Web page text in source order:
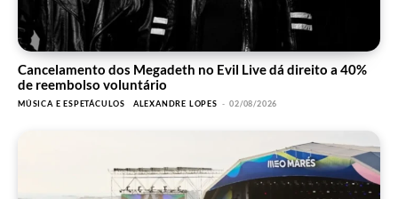
Cancelamento dos Megadeth no Evil Live dá direito a 40%
de reembolso voluntário
MÚSICA E ESPETÁCULOS ALEXANDRE LOPES - 02/08/2026